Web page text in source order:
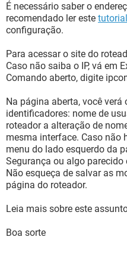
É necessário saber o
recomendado ler este tutorial
configuração.
Para acessar o site do
Caso não saiba o IP, vá em
Comando aberto, digite
Na página aberta, você
identificadores: nome de
roteador a alteração de
mesma interface. Caso não
menu do lado esquerdo da
Segurança ou algo parecido
Não esqueça de salvar as
página do roteador.
Leia mais sobre este
Boa sorte